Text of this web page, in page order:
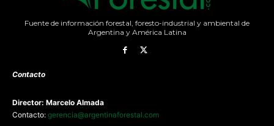
Fuente de información forestal, foresto-industrial y ambiental de
Argentina y América Latina
Contacto
Director: Marcelo Almada
Contacto: gerencia@argentinaforestal.com